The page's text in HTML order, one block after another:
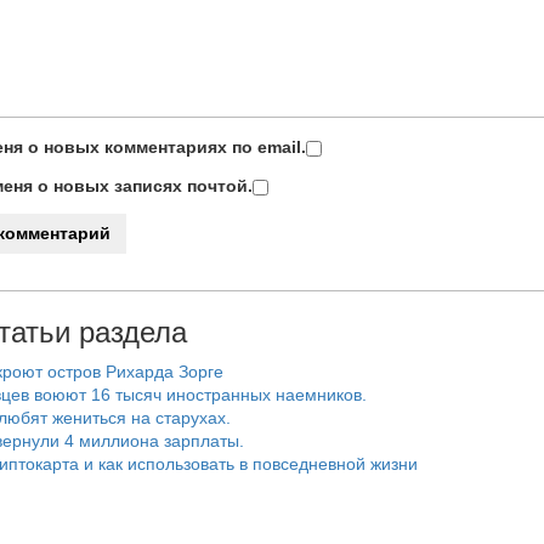
о новых комментариях по email.
о новых записях почтой.
раздела
остров Рихарда Зорге
воюют 16 тысяч иностранных наемников.
жениться на старухах.
4 миллиона зарплаты.
и как использовать в повседневной жизни